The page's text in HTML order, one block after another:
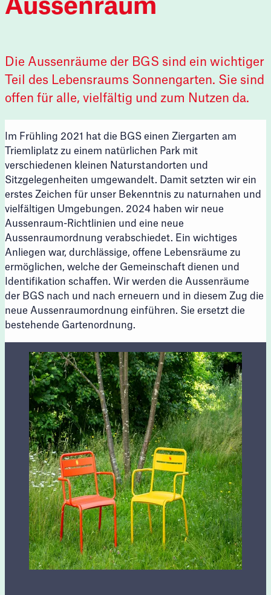
Aussenraum
Die Aussenräume der BGS sind ein wichtiger
Teil des Lebensraums Sonnengarten. Sie sind
offen für alle, vielfältig und zum Nutzen da.
Im Frühling 2021 hat die BGS einen Ziergarten am
Triemliplatz zu einem natürlichen Park mit
verschiedenen kleinen Naturstandorten und
Sitzgelegenheiten umgewandelt. Damit setzten wir ein
erstes Zeichen für unser Bekenntnis zu naturnahen und
vielfältigen Umgebungen. 2024 haben wir neue
Aussenraum-Richtlinien und eine neue
Aussenraumordnung verabschiedet. Ein wichtiges
Anliegen war, durchlässige, offene Lebensräume zu
ermöglichen, welche der Gemeinschaft dienen und
Identifikation schaffen. Wir werden die Aussenräume
der BGS nach und nach erneuern und in diesem Zug die
neue Aussenraumordnung einführen. Sie ersetzt die
bestehende Gartenordnung.